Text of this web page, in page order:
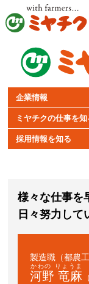
企業情報
ミヤチクの仕事を知
採用情報を知る
様々な仕事を
日々努力して
製造職（都農
河野 竜麻
かわの りょうま